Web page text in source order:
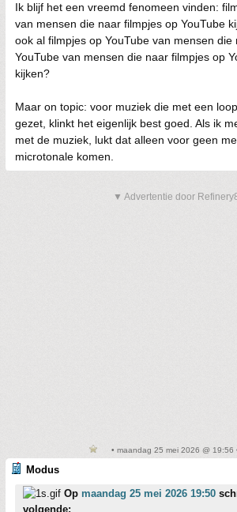
Ik blijf het een vreemd fenomeen vinden:
van mensen die naar filmpjes op YouTube
ook al filmpjes op YouTube van mensen die
YouTube van mensen die naar filmpjes op
kijken?
Maar on topic: voor muziek die met een
gezet, klinkt het eigenlijk best goed. Als ik
met de muziek, lukt dat alleen voor geen
microtonale komen.
▼ Advertentie door
• maandag 25 mei 2026 @ 19:56
Modus
Op maandag 25 mei 2026 19:50
volgende: